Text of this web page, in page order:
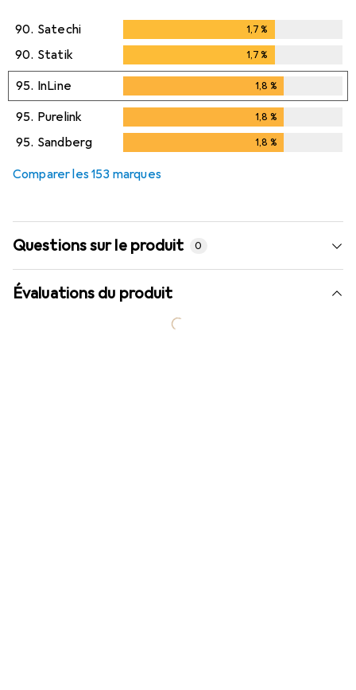
90. Satechi 1,7%
90. Statik 1,7%
95. InLine 1,8 %
95. Purelink 1,8 %
95. Sandberg 1,8 %
Comparer les 153 marques
Questions sur le produit 0
Évaluations du produit